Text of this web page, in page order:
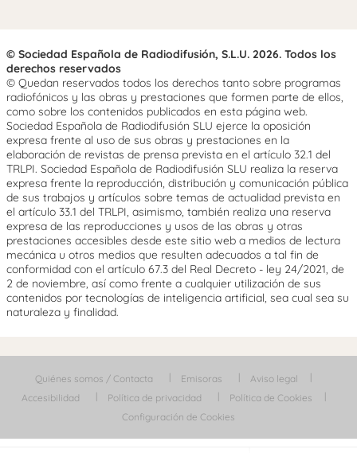
© Sociedad Española de Radiodifusión, S.L.U. 2026. Todos los
derechos reservados
© Quedan reservados todos los derechos tanto sobre programas
radiofónicos y las obras y prestaciones que formen parte de ellos,
como sobre los contenidos publicados en esta página web.
Sociedad Española de Radiodifusión SLU ejerce la oposición
expresa frente al uso de sus obras y prestaciones en la
elaboración de revistas de prensa prevista en el artículo 32.1 del
TRLPI. Sociedad Española de Radiodifusión SLU realiza la reserva
expresa frente la reproducción, distribución y comunicación pública
de sus trabajos y artículos sobre temas de actualidad prevista en
el artículo 33.1 del TRLPI, asimismo, también realiza una reserva
expresa de las reproducciones y usos de las obras y otras
prestaciones accesibles desde este sitio web a medios de lectura
mecánica u otros medios que resulten adecuados a tal fin de
conformidad con el artículo 67.3 del Real Decreto - ley 24/2021, de
2 de noviembre, así como frente a cualquier utilización de sus
contenidos por tecnologías de inteligencia artificial, sea cual sea su
naturaleza y finalidad.
Quiénes somos / Contacta Emisoras
Aviso legal
Accesibilidad
Política de privacidad
Política de Cookies
Configuración de Cookies